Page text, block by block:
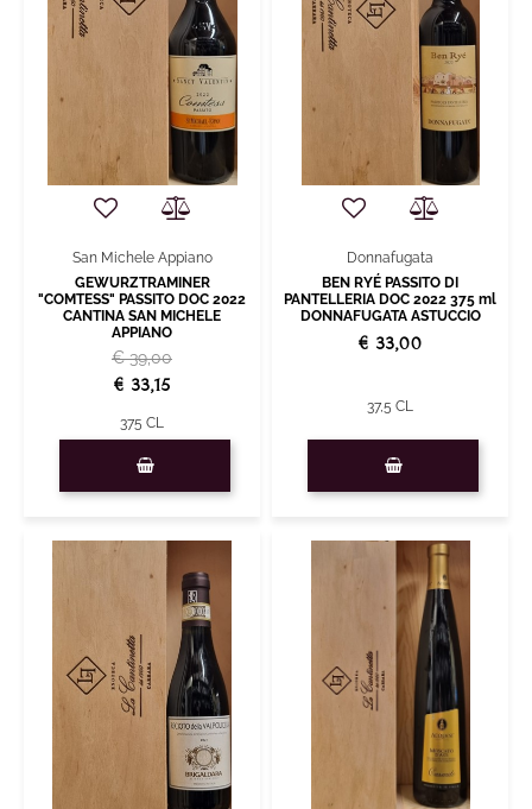
San Michele Appiano
GEWURZTRAMINER
"COMTESS" PASSITO DOC 2022
CANTINA SAN MICHELE
APPIANO
€ 39,00
€ 33,15
375 CL
Donnafugata
BEN RYÉ PASSITO DI
PANTELLERIA DOC 2022 375 ml
DONNAFUGATA ASTUCCIO
€ 33,00
37,5 CL